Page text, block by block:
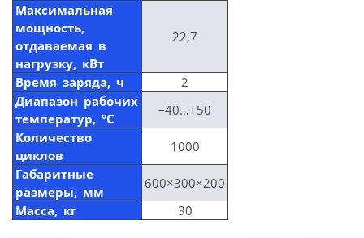
Максимальная
мощность,
отдаваемая в
нагрузку, кВт
22,7
Время заряда, ч
2
Диапазон рабочих
температур, °С
–40…+50
Количество
циклов
1000
Габаритные
размеры, мм
600×300×200
Масса, кг
30